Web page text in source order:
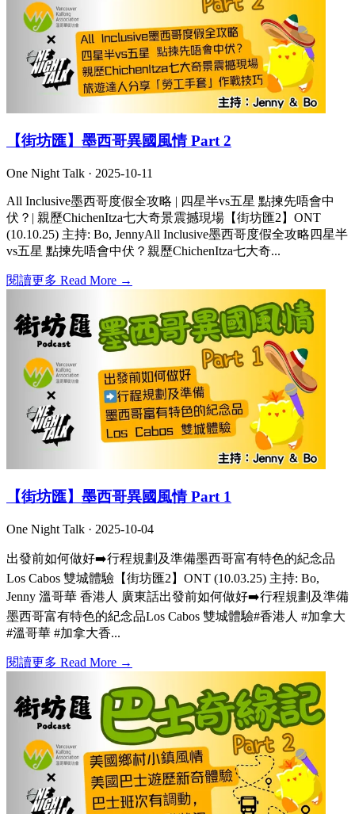
【街坊匯】墨西哥異國風情 Part 2
One Night Talk · 2025-10-11
All Inclusive墨西哥度假全攻略 | 四星半vs五星 點揀先唔會中
伏？| 親歷ChichenItza七大奇景震撼現場【街坊匯2】ONT
(10.10.25) 主持: Bo, JennyAll Inclusive墨西哥度假全攻略四星半
vs五星 點揀先唔會中伏？親歷ChichenItza七大奇...
閱讀更多 Read More →
【街坊匯】墨西哥異國風情 Part 1
One Night Talk · 2025-10-04
出發前如何做好➡️行程規劃及準備墨西哥富有特色的紀念品
Los Cabos 雙城體驗【街坊匯2】ONT (10.03.25) 主持: Bo,
Jenny 溫哥華 香港人 廣東話出發前如何做好➡️行程規劃及準備
墨西哥富有特色的紀念品Los Cabos 雙城體驗#香港人 #加拿大
#溫哥華 #加拿大香...
閱讀更多 Read More →